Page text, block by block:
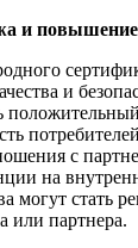
и повышение
и
с
на
могут стать
или партнера.